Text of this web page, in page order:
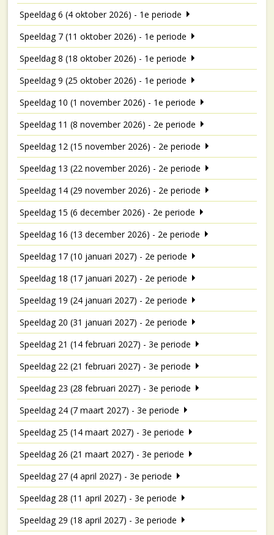
Speeldag 6 (4 oktober 2026) - 1e periode
Speeldag 7 (11 oktober 2026) - 1e periode
Speeldag 8 (18 oktober 2026) - 1e periode
Speeldag 9 (25 oktober 2026) - 1e periode
Speeldag 10 (1 november 2026) - 1e periode
Speeldag 11 (8 november 2026) - 2e periode
Speeldag 12 (15 november 2026) - 2e periode
Speeldag 13 (22 november 2026) - 2e periode
Speeldag 14 (29 november 2026) - 2e periode
Speeldag 15 (6 december 2026) - 2e periode
Speeldag 16 (13 december 2026) - 2e periode
Speeldag 17 (10 januari 2027) - 2e periode
Speeldag 18 (17 januari 2027) - 2e periode
Speeldag 19 (24 januari 2027) - 2e periode
Speeldag 20 (31 januari 2027) - 2e periode
Speeldag 21 (14 februari 2027) - 3e periode
Speeldag 22 (21 februari 2027) - 3e periode
Speeldag 23 (28 februari 2027) - 3e periode
Speeldag 24 (7 maart 2027) - 3e periode
Speeldag 25 (14 maart 2027) - 3e periode
Speeldag 26 (21 maart 2027) - 3e periode
Speeldag 27 (4 april 2027) - 3e periode
Speeldag 28 (11 april 2027) - 3e periode
Speeldag 29 (18 april 2027) - 3e periode